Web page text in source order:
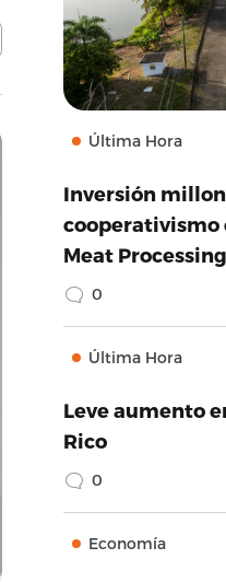
Última Hora
Inversión
cooperativismo
Meat
0
Última Hora
Leve aumento
Rico
0
Economía